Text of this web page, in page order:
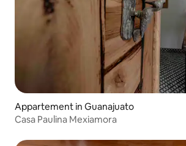
Appartement in Guanajuato
Casa Paulina Mexiamora